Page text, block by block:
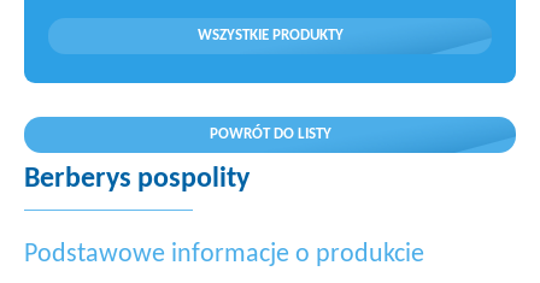
WSZYSTKIE PRODUKTY
POWRÓT DO LISTY
Berberys pospolity
Podstawowe informacje o produkcie